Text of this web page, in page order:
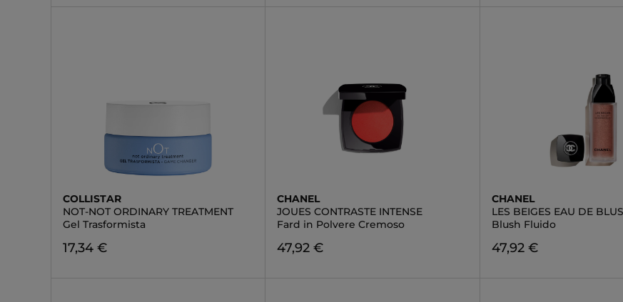
COLLISTAR
NOT-NOT ORDINARY TREATMENT
Gel Trasformista
17,34 €
CHANEL
JOUES CONTRASTE INTENSE
Fard in Polvere Cremoso
47,92 €
CHANEL
LES BEIGES EAU DE
Blush Fluido
47,92 €